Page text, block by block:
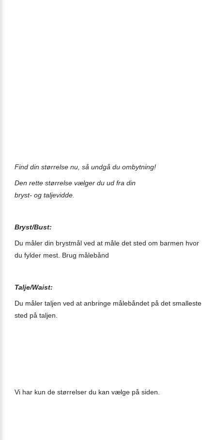
Find din størrelse nu, så undgå du ombytning!
Den rette størrelse vælger du ud fra din
bryst- og taljevidde.
Bryst/Bust:
Du måler din brystmål ved at måle det sted om barmen hvor
du fylder mest. Brug målebånd
Talje/Waist:
Du måler taljen ved at anbringe målebåndet på det smalleste
sted på taljen.
Vi har kun de størrelser du kan vælge på siden.